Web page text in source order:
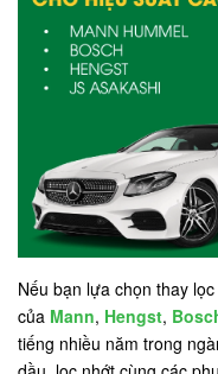
Nếu bạn lựa chọn thay
của Mann, Hengst,
tiếng nhiều năm trong